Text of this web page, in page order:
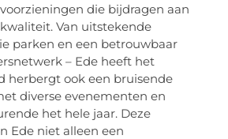
die bijdragen aan
Van uitstekende
parken en een betrouwbaar
– Ede heeft het
herbergt ook een bruisende
diverse evenementen en
het hele jaar. Deze
Ede niet alleen een